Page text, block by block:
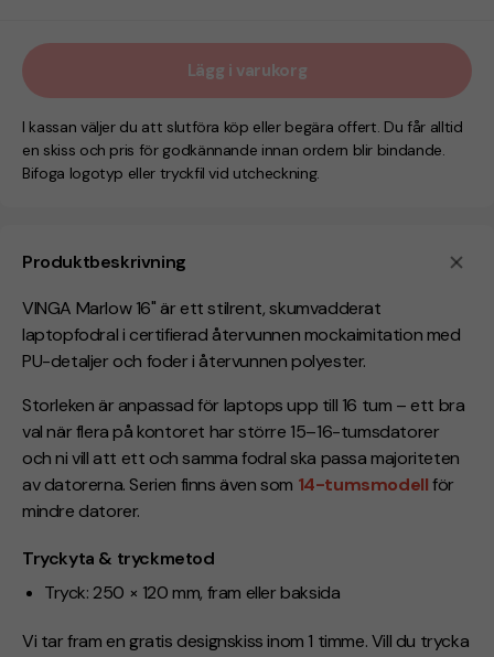
Produktbeskrivning
VINGA Marlow 16" är ett stilrent, skumvadderat
laptopfodral i certifierad återvunnen mockaimitation med
PU-detaljer och foder i återvunnen polyester.
Storleken är anpassad för laptops upp till 16 tum – ett bra
val när flera på kontoret har större 15–16-tumsdatorer
och ni vill att ett och samma fodral ska passa majoriteten
av datorerna. Serien finns även som 14-tumsmodellför
mindre datorer.
Tryckyta & tryckmetod
Tryck: 250 × 120 mm, fram eller baksida
Vi tar fram en gratis designskiss inom 1 timme. Vill du trycka
Lägg i varukorg
I kassan väljer du att slutföra köp eller begära offert. Du får alltid
en skiss och pris för godkännande innan ordern blir bindande.
Bifoga logotyp eller tryckfil vid utcheckning.